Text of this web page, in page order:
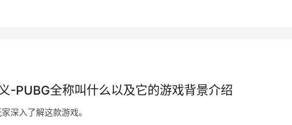
-PUBG全称叫什么以及它的游戏背景介绍
深入了解这款游戏。